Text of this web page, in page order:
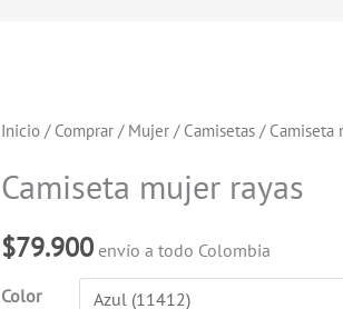
Inicio/ Comprar/ Mujer/ Camisetas/ Camiseta
Camiseta mujer rayas
$79.900 envío a todo Colombia
Color
Camiseta
rayas